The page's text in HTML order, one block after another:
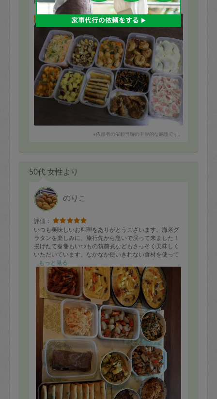
もっと見る
※依頼者の依頼当時の主観的な感想です。
50代 女性より
のりこ
評価：
いつも美味しいお料理をありがとうございます。海老グ
ラタンを楽しみに、旅行先から急いで戻って来ました！
揚げたて春巻もいつもの筑前煮などもさっそく美味しく
いただいています。なかなか使いきれない食材を使って
いただき、大感謝です。
もっと見る